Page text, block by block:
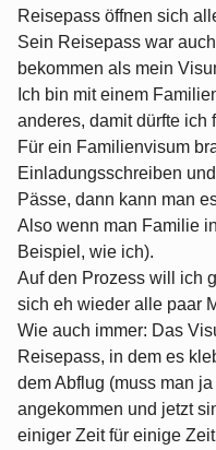
Reisepass öffnen sich
Sein Reisepass war
bekommen als mein
Ich bin mit einem
anderes, damit dürfte ich
Für ein Familienvisum
Einladungsschreiben
Pässe, dann kann man
Also wenn man Familie
Beispiel, wie ich).
Auf den Prozess will ich
sich eh wieder alle paar
Wie auch immer: Das
Reisepass, in dem es
dem Abflug (muss man
angekommen und jetzt
einiger Zeit für einige